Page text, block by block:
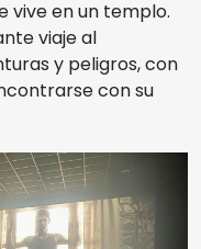
vive en un templo.
viaje al
y peligros, con
con su